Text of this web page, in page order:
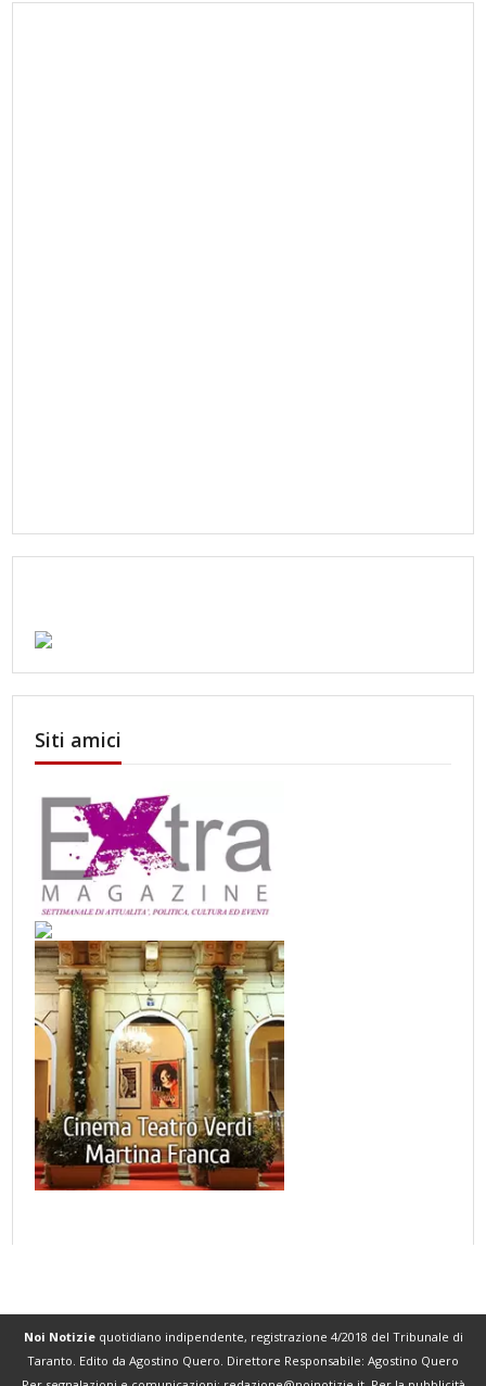
Siti amici
Noi Notiziequotidiano indipendente, registrazione 4/2018 del Tribunale di
Taranto. Edito da Agostino Quero. Direttore Responsabile: Agostino Quero